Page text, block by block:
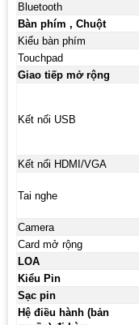
Bluetooth
Bàn phím , Chuột
Kiểu bàn phím
Touchpad
Giao tiếp mở rộng
Kết nối USB
Kết nối HDMI/VGA
Tai nghe
Camera
Card mở rộng
LOA
Kiểu Pin
Sạc pin
Hệ điều hành (bản